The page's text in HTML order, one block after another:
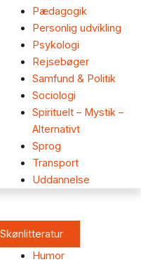
Pædagogik
Personlig udvikling
Psykologi
Rejsebøger
Samfund & Politik
Sociologi
Spirituelt – Mystik –
Alternativt
Sprog
Transport
Uddannelse
Humor